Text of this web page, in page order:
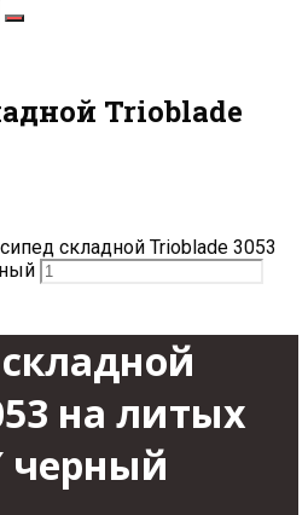
Trioblade
складной Trioblade 3053
на литых
черный